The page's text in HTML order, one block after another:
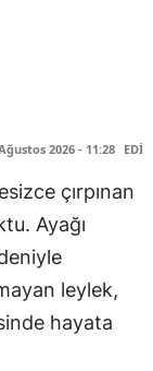
2026 - 11:28
çırpınan
Ayağı
leylek,
hayata